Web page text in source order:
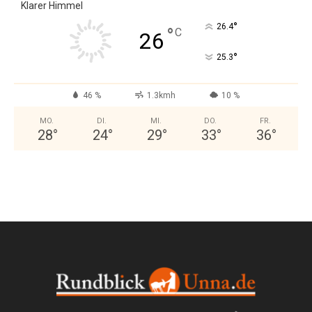
Klarer Himmel
26 °C 26.4°
25.3°
46 % 1.3kmh 10 %
MO.
28°
DI.
24°
MI.
29°
DO.
33°
FR.
36°